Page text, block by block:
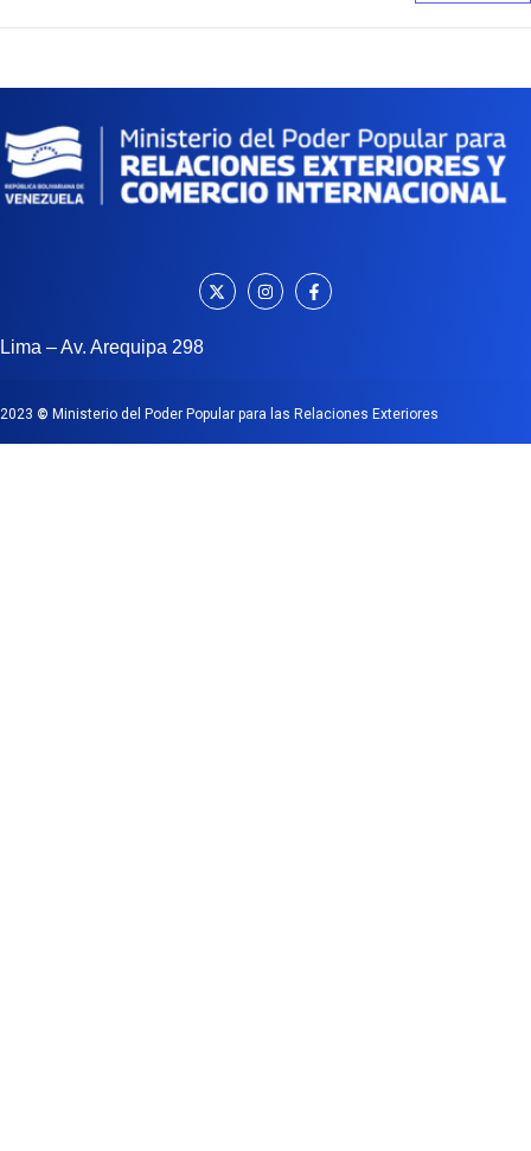
Lima – Av. Arequipa 298
2023 © Ministerio del Poder Popular para las Relaciones Exteriores